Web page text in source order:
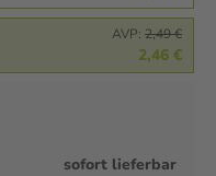
AVP: 2,49 €
2,46 €
sofort lieferbar